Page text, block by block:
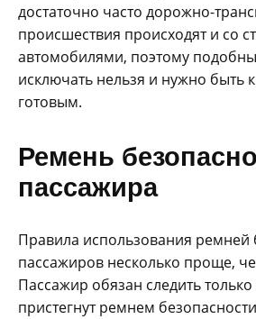
достаточно часто дорожно-
происшествия происходят и со
автомобилями, поэтому
исключать нельзя и нужно быть
готовым.
Ремень
пассажира
Правила использования ремней
пассажиров несколько проще,
Пассажир обязан следить
пристегнут ремнем